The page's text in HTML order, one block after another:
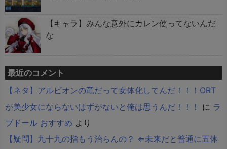
【キャラ】みんな意外にカレン使ってないんだ
な
最近のコメント
【ネタ】アルビオンの竜だって女体化してんだ！！！ORT
が美少女にならないはずがないと俺は思うんだ！！！
に ラ
ブドール おすすめ より
【疑問】九十九の指もう治らんの？ ⇐未来だと普通に五体